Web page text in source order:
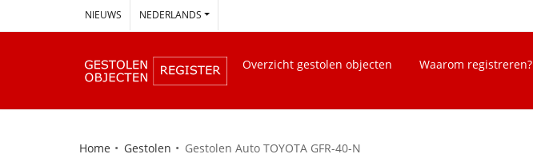
NIEUWS NEDERLANDS
Overzicht gestolen objecten Waarom registreren?
Home Gestolen Gestolen Auto TOYOTA GFR-40-N